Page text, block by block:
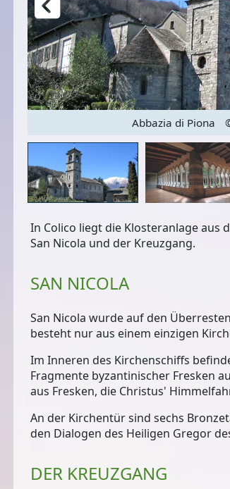
Abbazia di Piona
In Colico liegt die Klosteranlage aus
San Nicola und der Kreuzgang.
SAN NICOLA
San Nicola wurde auf den
besteht nur aus einem einzigen
Im Inneren des Kirchenschiffs
Fragmente byzantinischer Fresken
aus Fresken, die Christus'
An der Kirchentür sind sechs
den Dialogen des Heiligen Gregor
DER KREUZGANG